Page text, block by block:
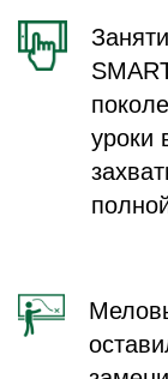
уроки